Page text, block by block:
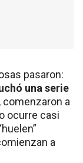
pasaron:
una serie
, comenzaron a
ocurre casi
a